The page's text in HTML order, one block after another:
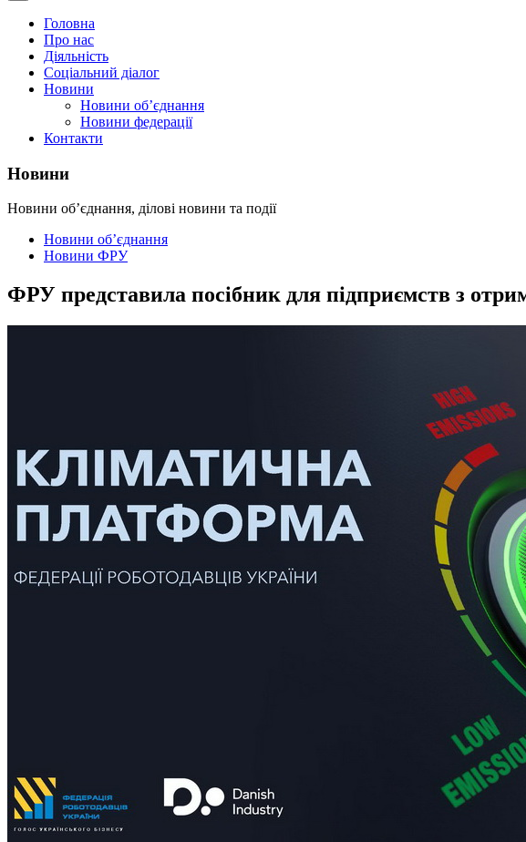
Головна
Про нас
Діяльність
Соціальний діалог
Новини
Новини об’єднання
Новини федерації
Контакти
Новини
Новини об’єднання, ділові новини та події
Новини об’єднання
Новини ФРУ
ФРУ представила посібник для підприємств з